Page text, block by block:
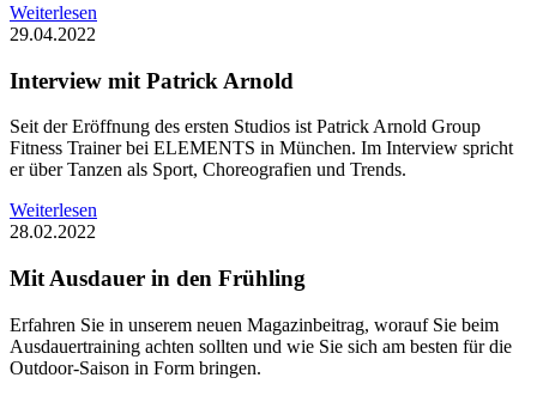
Weiterlesen
29.04.2022
Interview mit Patrick Arnold
Seit der Eröffnung des ersten Studios ist Patrick Arnold Group
Fitness Trainer bei ELEMENTS in München. Im Interview spricht
er über Tanzen als Sport, Choreografien und Trends.
Weiterlesen
28.02.2022
Mit Ausdauer in den Frühling
Erfahren Sie in unserem neuen Magazinbeitrag, worauf Sie beim
Ausdauertraining achten sollten und wie Sie sich am besten für die
Outdoor-Saison in Form bringen.